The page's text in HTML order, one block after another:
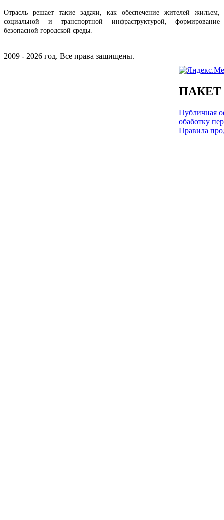
Отрасль решает такие задачи, как обеспечение жителей жильем,
социальной и транспортной инфраструктурой, формирование
безопасной городской среды.
2009 - 2026 год. Все права защищены.
Публичная
обаботку
Правила